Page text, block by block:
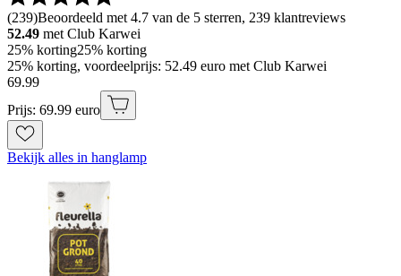
(239)Beoordeeld met 4.7 van de 5 sterren, 239 klantreviews
52.49 met Club Karwei
25% korting25% korting
25% korting, voordeelprijs: 52.49 euro met Club Karwei
69.99
Prijs: 69.99 euro
Bekijk alles in hanglamp